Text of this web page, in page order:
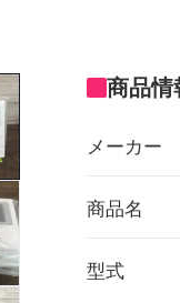
商品情
メーカー
商品名
型式